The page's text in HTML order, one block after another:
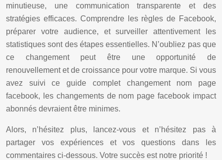
minutieuse, une communication transparente et des
stratégies efficaces. Comprendre les règles de Facebook,
préparer votre audience, et surveiller attentivement les
statistiques sont des étapes essentielles. N’oubliez pas que
ce changement peut être une opportunité de
renouvellement et de croissance pour votre marque. Si vous
avez suivi ce guide complet changement nom page
facebook, les changements de nom page facebook impact
abonnés devraient être minimes.
Alors, n’hésitez plus, lancez-vous et n’hésitez pas à
partager vos expériences et vos questions dans les
commentaires ci-dessous. Votre succès est notre priorité !